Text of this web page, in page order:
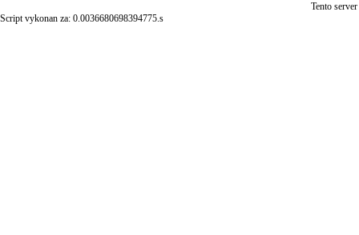
Tento
Script vykonan za: 0.0036680698394775.s